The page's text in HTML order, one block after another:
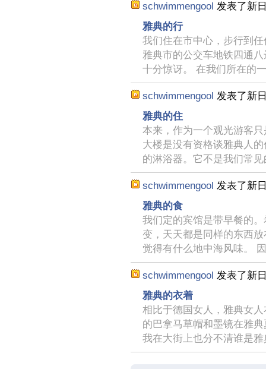
schwimmengool 发表了新
雅典的行
我们住在市中心，步行到
雅典市的公交车地铁四通
十分惊讶。 在我们所在的
schwimmengool 发表了新
雅典的住
本来，作为一个观光游客
大楼是没有资格谈雅典人
的淋浴器。它不是我们常见
schwimmengool 发表了新
雅典的食
我们定的宾馆是带早餐的
变，天天都是同样的东西
觉得有什么地中海风味。
schwimmengool 发表了新
雅典的衣着
相比于德国女人，雅典女
的巴拿马草帽和墨镜在雅
我在大街上也分不清谁是